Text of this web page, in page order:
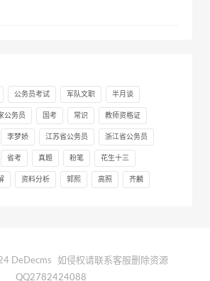
公务员考试 军队文职 半月谈
公务员 国考 常识 教师资格证
李梦娇 江苏省公务员 浙江省公务员
省考 真题 粉笔 花生十三
资料分析 郭熙 高照 齐麟
DeDecms
如侵权请联系客服删除资源
QQ2782424088